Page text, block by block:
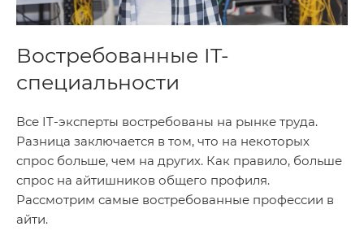
Востребованные IT-
специальности
Все IT-эксперты востребованы на рынке труда.
Разница заключается в том, что на некоторых
спрос больше, чем на других. Как правило, больше
спрос на айтишников общего профиля.
Рассмотрим самые востребованные профессии в
айти.